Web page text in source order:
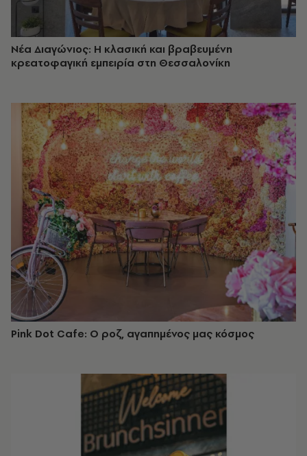
Νέα Διαγώνιος: Η κλασική και βραβευμένη
κρεατοφαγική εμπειρία στη Θεσσαλονίκη
Pink Dot Cafe: Ο ροζ, αγαπημένος μας κόσμος